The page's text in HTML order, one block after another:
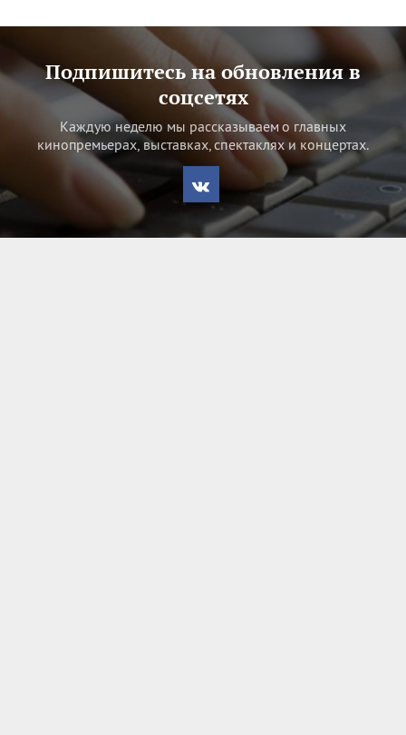
Подпишитесь на обновления в
соцсетях
Каждую неделю мы рассказываем о главных
кинопремьерах, выставках, спектаклях и концертах.